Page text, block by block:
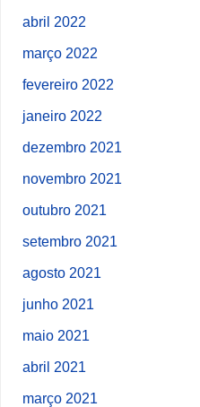
abril 2022
março 2022
fevereiro 2022
janeiro 2022
dezembro 2021
novembro 2021
outubro 2021
setembro 2021
agosto 2021
junho 2021
maio 2021
abril 2021
março 2021